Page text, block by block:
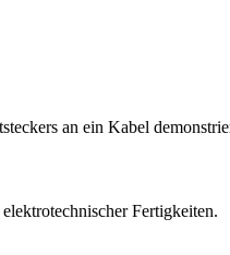
an ein Kabel
Fertigkeiten.